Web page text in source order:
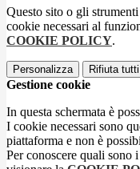
Questo sito o gli
cookie necessari al
COOKIE POLICY.
Personalizza Rifiuta tutti
Gestione cookie
In questa schermata è
I cookie necessari sono
piattaforma e non è
Per conoscere quali sono